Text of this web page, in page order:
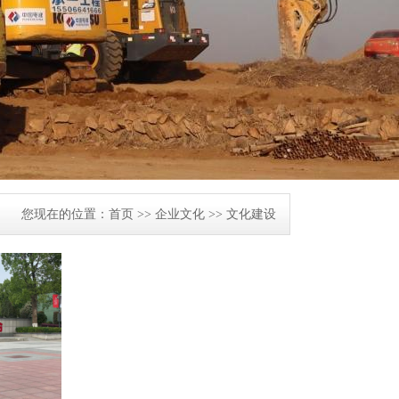
您现在的位置： 首页 >> 企业文化 >> 文化建设